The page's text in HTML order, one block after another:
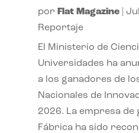
por Flat Magazine|
Reportaje
El Ministerio de
Universidades ha
a los ganadores de
Nacionales de
2026. La empresa
Fábrica ha sido